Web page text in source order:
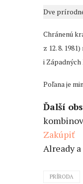
Dve
Chránenú
z 12. 8.
i
Poľana je
Ďalší
Zakúpiť
Already
PRÍRODA